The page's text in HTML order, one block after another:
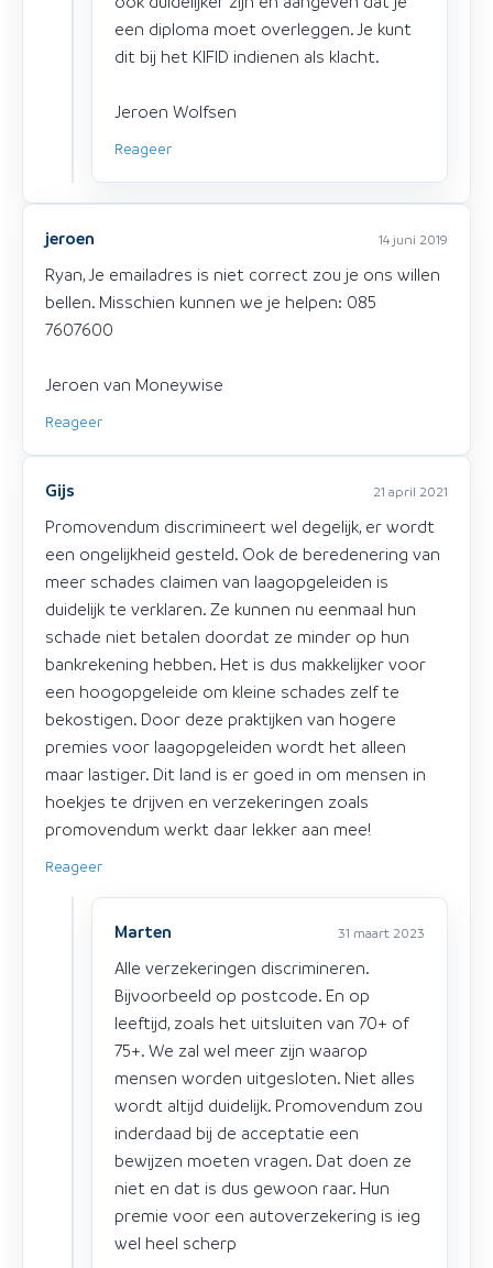
een diploma moet overleggen. Je kunt
dit bij het KIFID indienen als klacht.
Jeroen Wolfsen
Reageer
jeroen 14 juni 2019
Ryan, Je emailadres is niet correct zou je ons willen
bellen. Misschien kunnen we je helpen: 085
7607600
Jeroen van Moneywise
Reageer
Gijs 21 april 2021
Promovendum discrimineert wel degelijk, er wordt
een ongelijkheid gesteld. Ook de beredenering van
meer schades claimen van laagopgeleiden is
duidelijk te verklaren. Ze kunnen nu eenmaal hun
schade niet betalen doordat ze minder op hun
bankrekening hebben. Het is dus makkelijker voor
een hoogopgeleide om kleine schades zelf te
bekostigen. Door deze praktijken van hogere
premies voor laagopgeleiden wordt het alleen
maar lastiger. Dit land is er goed in om mensen in
hoekjes te drijven en verzekeringen zoals
promovendum werkt daar lekker aan mee!
Reageer
Marten 31 maart 2023
Alle verzekeringen discrimineren.
Bijvoorbeeld op postcode. En op
leeftijd, zoals het uitsluiten van 70+ of
75+. We zal wel meer zijn waarop
mensen worden uitgesloten. Niet alles
wordt altijd duidelijk. Promovendum zou
inderdaad bij de acceptatie een
bewijzen moeten vragen. Dat doen ze
niet en dat is dus gewoon raar. Hun
premie voor een autoverzekering is ieg
wel heel scherp